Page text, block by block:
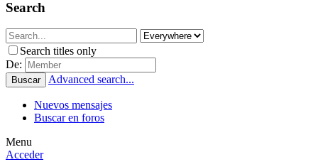
Search
Search titles only
De:
Buscar Advanced search...
Nuevos mensajes
Buscar en foros
Menu
Acceder